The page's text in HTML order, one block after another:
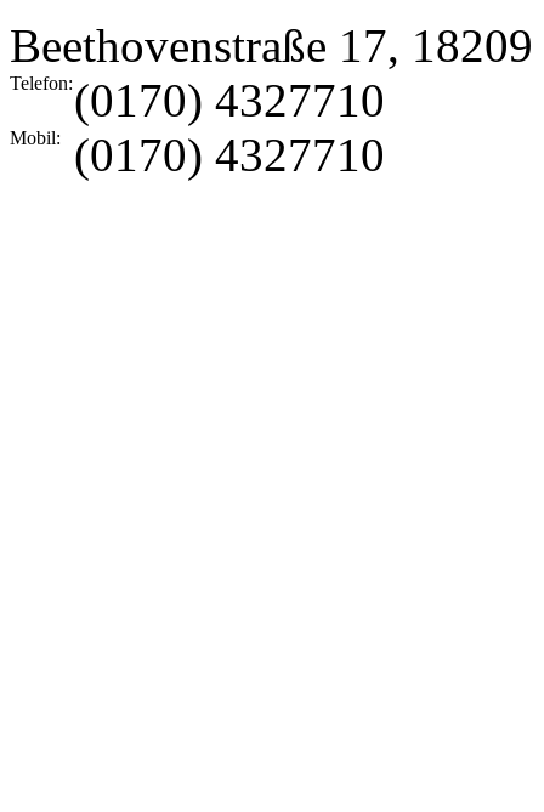
Beethovenstraße 17, 18209
Telefon:(0170) 4327710
Mobil: (0170) 4327710